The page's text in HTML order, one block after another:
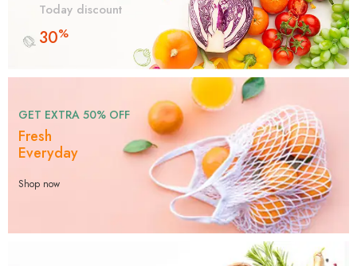
Today discount
30%
GET EXTRA 50% OFF
Fresh
Everyday
Shop now